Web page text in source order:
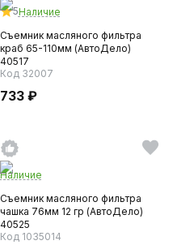
5Наличие
Съемник масляного фильтра
краб 65-110мм (АвтоДело)
40517
Код 32007
733 ₽
Наличие
Съемник масляного фильтра
чашка 76мм 12 гр (АвтоДело)
40525
Код 1035014